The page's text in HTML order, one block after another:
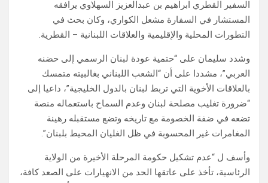
السفير القطري ابراهيم بن عبدالعزيز السهلاوي يرافقه
المستشار في السفارة مشعل الكواري، وكان بحث في
التطورات المحلية والإقليمية والعلاقات اللبنانية – القطرية.
وشدد سليمان على “حتمية عودة لبنان الرسمي إلى حضنه
العربي”، مشددا على أن “الشعب اللبناني بغالبيته متمسك
بالعلاقات الأخوية التي تربط لبنان بالدول الخليجية”، داعيا إلى
“ضرورة تغليب مصلحة لبنان وعدم السماح باستعماله منصة
تضعه في ضفة الخصومة مع تاريخه وتضع مستقبله رهينة
المغامرات غير المحسوبة في ظل الغليان المحيط بلبنان”.
وأسف ل “عدم تشكيل حكومة المرحلة الأخيرة من الولاية
الرئاسية، تأخذ على عاتقها الحد من الانهيارات على الصعد كافة،